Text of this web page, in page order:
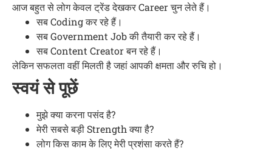
आज बहुत से लोग केवल ट्रेंड देखकर Career चुन लेते हैं।
सब Coding कर रहे हैं।
सब Government Job की तैयारी कर रहे हैं।
सब Content Creator बन रहे हैं।
लेकिन सफलता वहीं मिलती है जहां आपकी क्षमता और रुचि हो।
स्वयं से पूछें
मुझे क्या करना पसंद है?
मेरी सबसे बड़ी Strength क्या है?
लोग किस काम के लिए मेरी प्रशंसा करते हैं?